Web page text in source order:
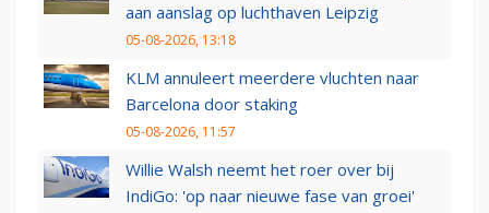
aan aanslag op luchthaven Leipzig
05-08-2026, 13:18
KLM annuleert meerdere vluchten naar
Barcelona door staking
05-08-2026, 11:57
Willie Walsh neemt het roer over bij
IndiGo: 'op naar nieuwe fase van groei'